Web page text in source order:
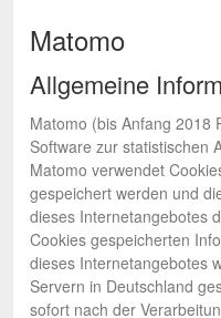
Matomo
Allgemeine
Matomo (bis Anfang 2018
Software zur statistischen
Matomo verwendet
gespeichert werden und
dieses Internetangebotes
Cookies gespeicherten
dieses Internetangebotes
Servern in Deutschland
sofort nach der